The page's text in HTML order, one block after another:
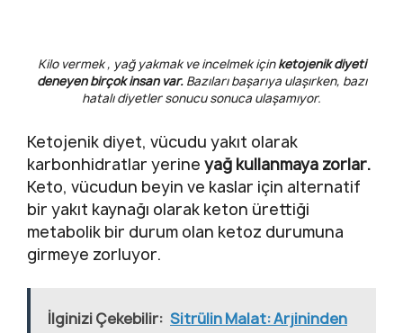
Kilo vermek , yağ yakmak ve incelmek içinketojenik diyeti
deneyen birçok insan var.Bazıları başarıya ulaşırken, bazı
hatalı diyetler sonucu sonuca ulaşamıyor.
Ketojenik diyet, vücudu yakıt olarak
karbonhidratlar yerine yağ kullanmaya zorlar.
Keto, vücudun beyin ve kaslar için alternatif
bir yakıt kaynağı olarak keton ürettiği
metabolik bir durum olan ketoz durumuna
girmeye zorluyor.
İlginizi Çekebilir: Sitrülin Malat: Arjininden